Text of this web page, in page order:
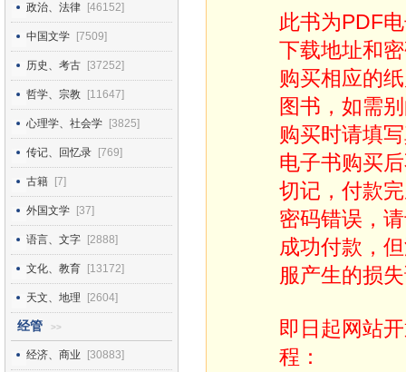
政治、法律 [46152]
中国文学 [7509]
历史、考古 [37252]
哲学、宗教 [11647]
心理学、社会学 [3825]
传记、回忆录 [769]
古籍 [7]
外国文学 [37]
语言、文字 [2888]
文化、教育 [13172]
天文、地理 [2604]
经管 >>
经济、商业 [30883]
此书为PDF
下载地址和
购买相应的
图书，如需
购买时请填
电子书购买
切记，付款
密码错误，
成功付款，
服产生的损
即日起网站
程：